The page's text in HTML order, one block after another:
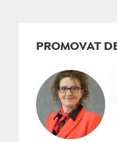
PROMOVAT